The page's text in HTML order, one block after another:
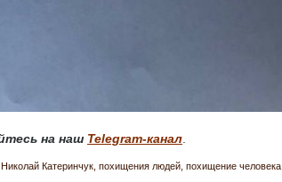
на наш Telegram-канал.
Николай Катеринчук похищения людей похищение человека